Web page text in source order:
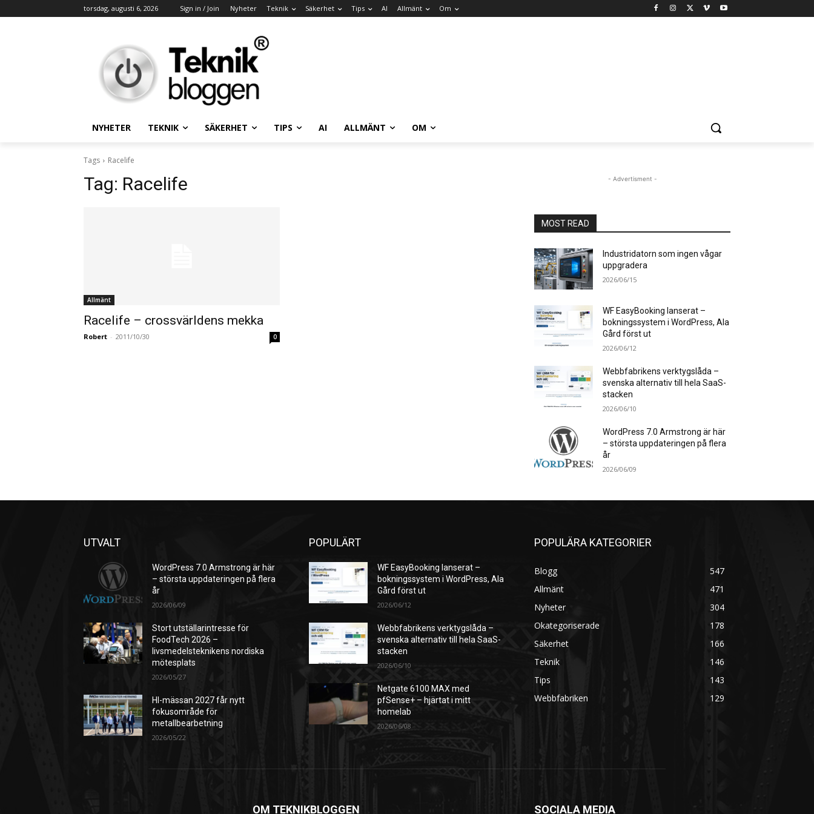
torsdag, augusti 6, 2026 Sign in / Join Nyheter Teknik Säkerhet Tips AI Allmänt Om
NYHETER TEKNIK SÄKERHET TIPS AI ALLMÄNT OM
Tags Racelife
Tag: Racelife
Allmänt
Racelife – crossvärldens mekka
Robert - 2011/10/30 0
- Advertisment -
MOST READ
Industridatorn som ingen vågar
uppgradera
2026/06/15
WF EasyBooking lanserat –
bokningssystem i WordPress, Ala
Gård först ut
2026/06/12
Webbfabrikens verktygslåda –
svenska alternativ till hela SaaS-
stacken
2026/06/10
WordPress 7.0 Armstrong är här
– största uppdateringen på flera
år
2026/06/09
UTVALT
WordPress 7.0 Armstrong är här
– största uppdateringen på flera
år
2026/06/09
Stort utställarintresse för
FoodTech 2026 –
livsmedelsteknikens nordiska
mötesplats
2026/05/27
HI-mässan 2027 får nytt
fokusområde för
metallbearbetning
2026/05/22
POPULÄRT
WF EasyBooking lanserat –
bokningssystem i WordPress, Ala
Gård först ut
2026/06/12
Webbfabrikens verktygslåda –
svenska alternativ till hela SaaS-
stacken
2026/06/10
Netgate 6100 MAX med
pfSense+ – hjärtat i mitt
homelab
2026/06/08
POPULÄRA KATEGORIER
Blogg
547
Allmänt
471
Nyheter
304
Okategoriserade
178
Säkerhet
166
Teknik
146
Tips
143
Webbfabriken
129
OM TEKNIKBLOGGEN SOCIALA MEDIA